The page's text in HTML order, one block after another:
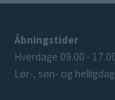
Åbningstider
Hverdage 09.00 -
Lør-, søn- og